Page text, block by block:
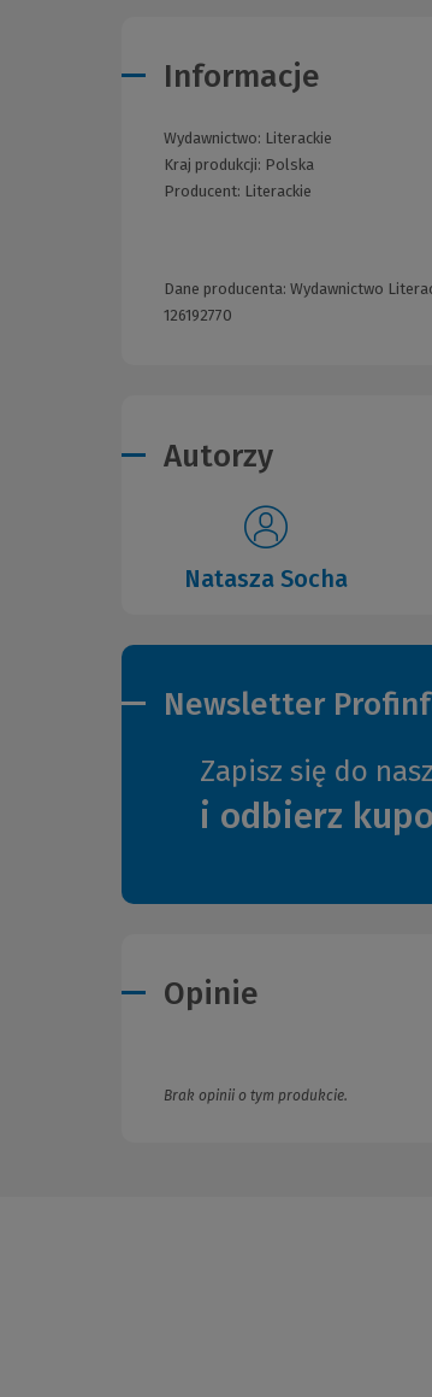
Informacje
Wydawnictwo: Literackie
Kraj produkcji: Polska
Producent: Literackie
Dane producenta: Wydawnictwo
126192770
Autorzy
Natasza Socha
Newsletter
Zapisz się do
i odbierz
Opinie
Brak opinii o tym produkcie.